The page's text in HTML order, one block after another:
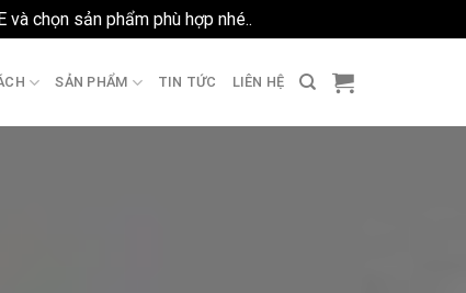
chọn sản phẩm phù hợp nhé..
SẢN PHẨM TIN TỨC LIÊN HỆ